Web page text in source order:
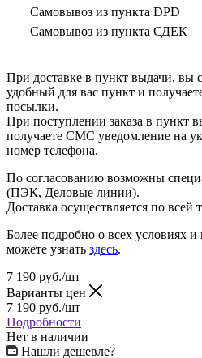
Самовывоз из пункта DPD
Самовывоз из пункта СДЕК
При доставке в пункт выдачи, вы
удобный для вас пункт и
посылки.
При поступлении заказа в пункт
получаете СМС уведомление на
номер телефона.
По согласованию возможны
(ПЭК, Деловые линии).
Доставка осуществляется по всей
Более подробно о всех условиях
можете узнать здесь.
7 190 руб./шт
Варианты цен
7 190 руб./шт
Подробности
Нет в наличии
Нашли дешевле?